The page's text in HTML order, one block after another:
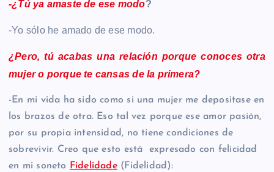
-¿Tú ya amaste de ese modo?
-Yo sólo he amado de ese modo.
¿Pero, tú acabas una relación porque conoces otra
mujer o porque te cansas de la primera?
-En mi vida ha sido como si una mujer me depositase en
los brazos de otra. Eso tal vez porque ese amor pasión,
por su propia intensidad, no tiene condiciones de
sobrevivir. Creo que esto está expresado con felicidad
en mi soneto
Fidelidade(Fidelidad):